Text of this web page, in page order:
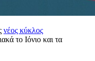
νέος κύκλος
το Ιόνιο και τα